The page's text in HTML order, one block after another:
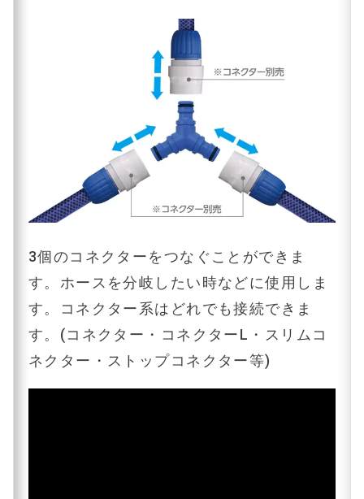
3個のコネクターをつなぐことができま
す。ホースを分岐したい時などに使用しま
す。コネクター系はどれでも接続できま
す。(コネクター・コネクターL・スリムコ
ネクター・ストップコネクター等)